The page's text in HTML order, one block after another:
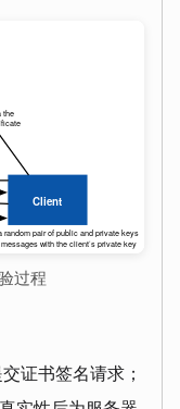
过程
证书签名请求；